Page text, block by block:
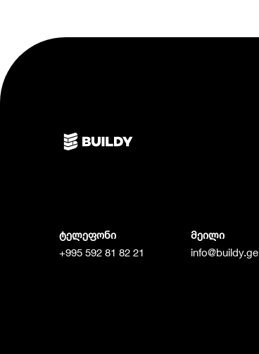
ტელეფონი
+995 592 81 82 21
მეილი
info@buildy.ge